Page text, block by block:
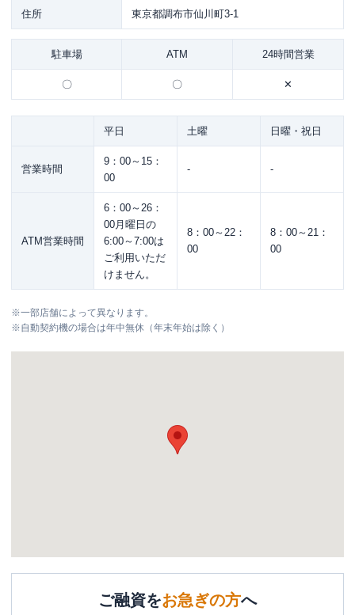
住所 東京都調布市仙川町3-1
駐車場 ATM 24時間営業
〇 〇 ✕
平日 土曜 日曜・祝日
営業時間
9：00～15：
00
- -
ATM営業時間
6：00～26：
00月曜日の
6:00～7:00は
ご利用いただ
けません。
8：00～22：
00
8：00～21：
00
※一部店舗によって異なります。
※自動契約機の場合は年中無休（年末年始は除く）
ご融資をお急ぎの方へ